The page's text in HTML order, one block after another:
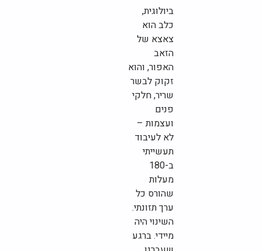
ביולוגית,
כלב הוא
צאצא של
הזאב
האפור, והוא
זקוק לבשר
שריר, חלקי
פנים
ועצמות –
לא לעיבוד
תעשייתי
ב-180
מעלות
שהורס כל
ערך תזונתי.
השינוי היה
מיידי. ברגע